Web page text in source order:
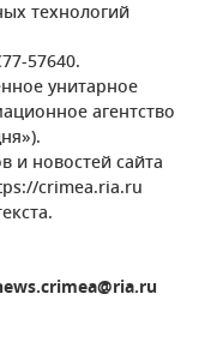
технологий
57640.
унитарное
агентство
и новостей сайта
crimea.ria.ru